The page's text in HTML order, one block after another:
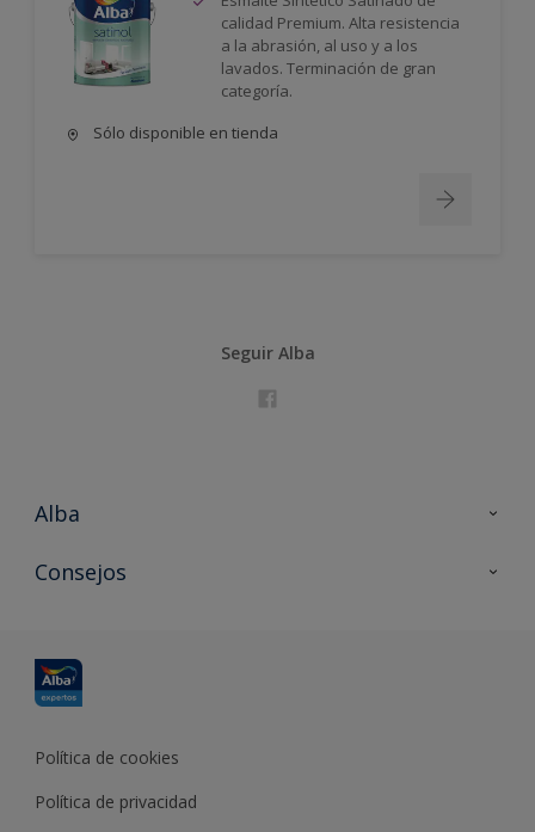
calidad Premium. Alta resistencia
a la abrasión, al uso y a los
lavados. Terminación de gran
categoría.
Sólo disponible en tienda
Seguir Alba
Alba
Contacta con nosotros
Consejos
Política de cookies
Política de privacidad